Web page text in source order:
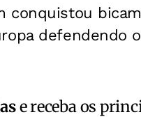
conquistou
defendendo
e receba os